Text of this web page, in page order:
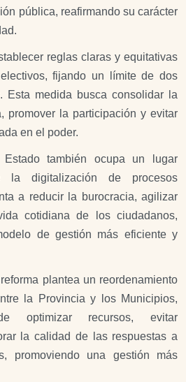
pública, reafirmando su carácter
reglas claras y equitativas
fijando un límite de dos
Esta medida busca consolidar la
promover la participación y evitar
en el poder.
Estado también ocupa un lugar
digitalización de procesos
a reducir la burocracia, agilizar
cotidiana de los ciudadanos,
de gestión más eficiente y
plantea un reordenamiento
la Provincia y los Municipios,
optimizar recursos, evitar
la calidad de las respuestas a
promoviendo una gestión más